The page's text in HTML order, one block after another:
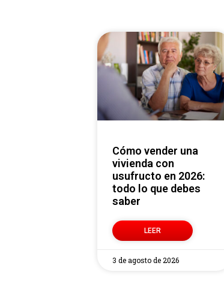
Cómo vender una
vivienda con
usufructo en 2026:
todo lo que debes
saber
LEER
3 de agosto de 2026